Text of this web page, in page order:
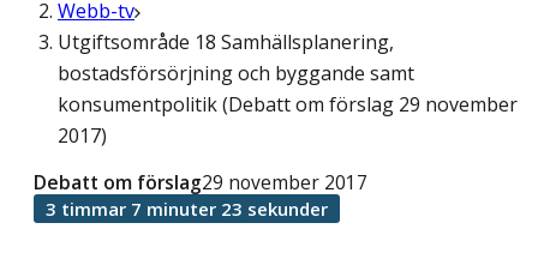
Webb-tv
Utgiftsområde 18 Samhällsplanering,
bostadsförsörjning och byggande samt
konsumentpolitik (Debatt om förslag 29 november
2017)
Debatt om förslag29 november 2017
3 timmar 7 minuter 23 sekunder